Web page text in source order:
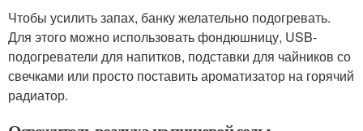
Чтобы усилить запах, банку желательно подогревать.
Для этого можно использовать фондюшницу, USB-
подогреватели для напитков, подставки для чайников со
свечками или просто поставить ароматизатор на горячий
радиатор.